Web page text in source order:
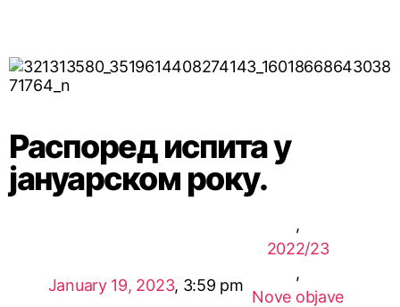
Распоред испита у
јануарском року.
January 19, 2023, 3:59 pm
,
2022/23
,
Nove objave